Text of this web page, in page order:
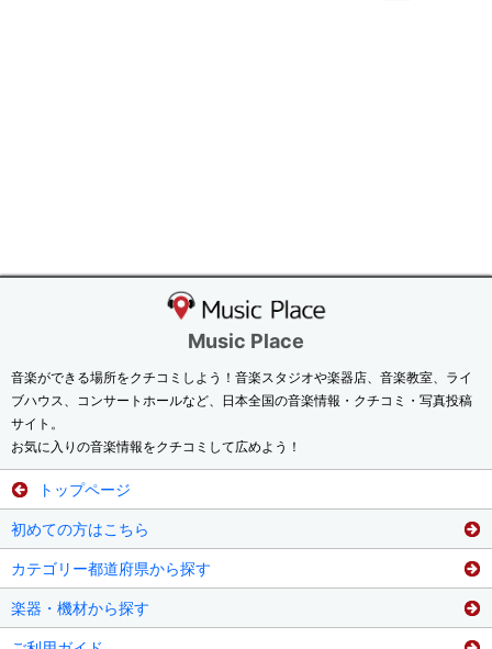
Music Place
音楽ができる場所をクチコミしよう！音楽スタジオや楽器店、音楽教室、ライ
ブハウス、コンサートホールなど、日本全国の音楽情報・クチコミ・写真投稿
サイト。
お気に入りの音楽情報をクチコミして広めよう！
トップページ
初めての方はこちら
カテゴリー都道府県から探す
楽器・機材から探す